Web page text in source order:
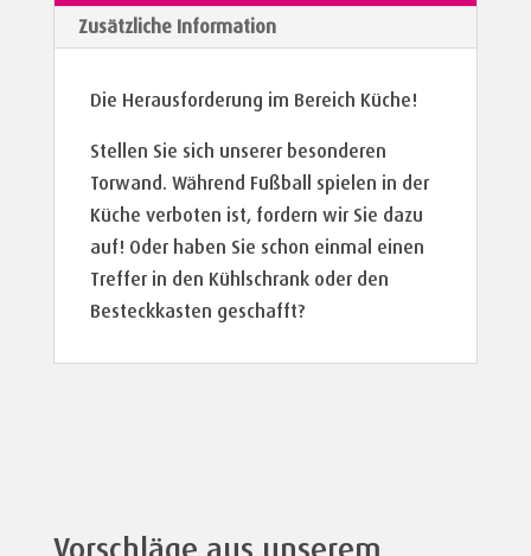
Zusätzliche Information
Die Herausforderung im Bereich Küche!
Stellen Sie sich unserer besonderen
Torwand. Während Fußball spielen in der
Küche verboten ist, fordern wir Sie dazu
auf! Oder haben Sie schon einmal einen
Treffer in den Kühlschrank oder den
Besteckkasten geschafft?